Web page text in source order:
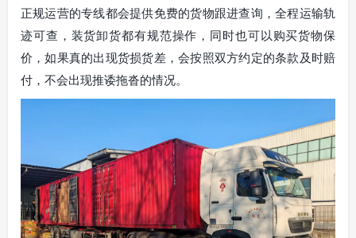
正规运营的专线都会提供免费的货物跟进查询，全程运输轨
迹可查，装货卸货都有规范操作，同时也可以购买货物保
价，如果真的出现货损货差，会按照双方约定的条款及时赔
付，不会出现推诿拖沓的情况。